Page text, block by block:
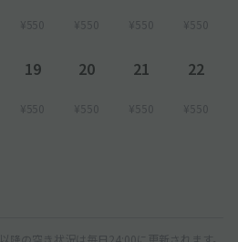
¥550 ¥550 ¥550 ¥550
19
¥550
20
¥550
21
¥550
22
¥550
以降の空き状況は毎日24:00に更新されます。